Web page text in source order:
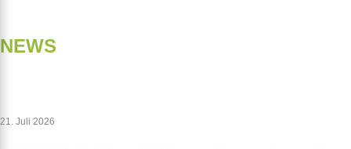
NEWS
21. Juli 2026